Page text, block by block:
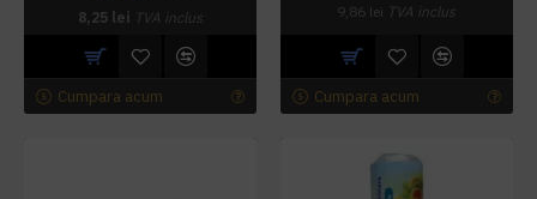
8,25 lei TVA inclus
Cumpara acum
9,86 lei TVA inclus
Cumpara acum